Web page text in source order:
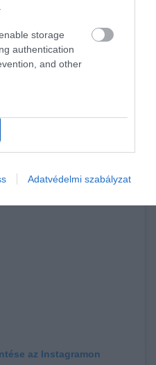
storage
authentication
and other
Adatvédelmi szabályzat
tengerpartja,
és üdülőhelyeivel
város arról is ismert,
kínáló
valamint
az Instagramon